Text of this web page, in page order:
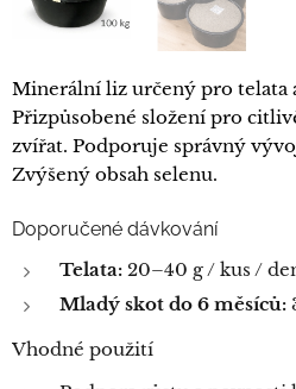
Minerální liz určený pro telata
Přizpůsobené složení pro
zvířat. Podporuje správný
Zvýšený obsah selenu.
Doporučené dávkování
Telata: 20–40 g / kus /
Mladý skot do 6 měsíců:
Vhodné použití